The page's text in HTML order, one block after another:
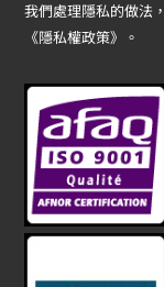
我們處理隱私的做法
《隱私權政策》。